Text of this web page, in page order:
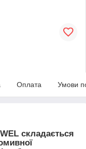
Оплата Умови
складається